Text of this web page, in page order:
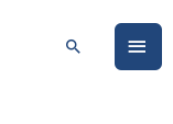
Suchen